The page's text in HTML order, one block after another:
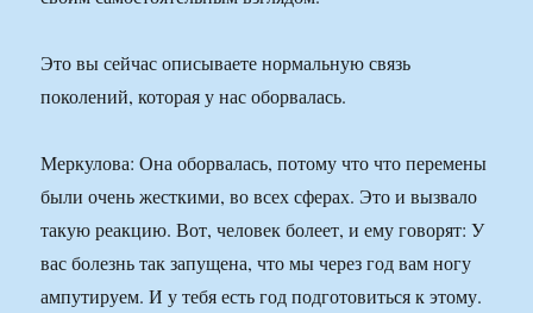
Это вы сейчас описываете нормальную связь
поколений, которая у нас оборвалась.
Меркулова: Она оборвалась, потому что что перемены
были очень жесткими, во всех сферах. Это и вызвало
такую реакцию. Вот, человек болеет, и ему говорят: У
вас болезнь так запущена, что мы через год вам ногу
ампутируем. И у тебя есть год подготовиться к этому.